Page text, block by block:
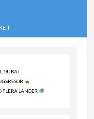
DUBAI
FLERA LÄNDER